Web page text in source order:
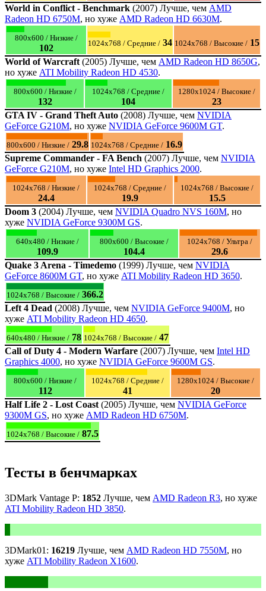
World in Conflict - Benchmark (2007) Лучше, чем AMD
Radeon HD 6750M, но хуже AMD Radeon HD 6630M.
800x600 / Низкие /
102 1024x768 / Средние / 34 1024x768 / Высокие / 15
World of Warcraft (2005) Лучше, чем AMD Radeon HD 8650G,
но хуже ATI Mobility Radeon HD 4530.
800x600 / Низкие /
132
1024x768 / Средние /
104
1280x1024 / Высокие /
23
GTA IV - Grand Theft Auto (2008) Лучше, чем NVIDIA
GeForce G210M, но хуже NVIDIA GeForce 9600M GT.
800x600 / Низкие / 29.8 1024x768 / Средние / 16.9
Supreme Commander - FA Bench (2007) Лучше, чем NVIDIA
GeForce G210M, но хуже Intel HD Graphics 2000.
1024x768 / Низкие /
24.4
1024x768 / Средние /
19.9
1024x768 / Высокие /
15.5
Doom 3 (2004) Лучше, чем NVIDIA Quadro NVS 160M, но
хуже NVIDIA GeForce 9300M GS.
640x480 / Низкие /
109.9
800x600 / Высокие /
104.4
1024x768 / Ультра /
29.6
Quake 3 Arena - Timedemo (1999) Лучше, чем NVIDIA
GeForce 8600M GT, но хуже ATI Mobility Radeon HD 3650.
1024x768 / Высокие / 366.2
Left 4 Dead (2008) Лучше, чем NVIDIA GeForce 9400M, но
хуже ATI Mobility Radeon HD 4650.
640x480 / Низкие / 78 1024x768 / Высокие / 47
Call of Duty 4 - Modern Warfare (2007) Лучше, чем Intel HD
Graphics 4000, но хуже NVIDIA GeForce 9600M GS.
800x600 / Низкие /
112
1024x768 / Средние /
41
1280x1024 / Высокие /
20
Half Life 2 - Lost Coast (2005) Лучше, чем NVIDIA GeForce
9300M GS, но хуже AMD Radeon HD 6750M.
1024x768 / Высокие / 87.5
Тесты в бенчмарках
3DMark Vantage P: 1852 Лучше, чем AMD Radeon R3, но хуже
ATI Mobility Radeon HD 3850.
3DMark01: 16219 Лучше, чем AMD Radeon HD 7550M, но
хуже ATI Mobility Radeon X1600.